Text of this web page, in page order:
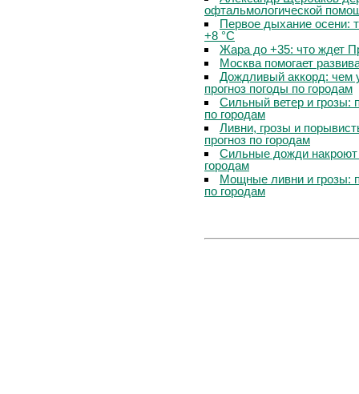
офтальмологической
Первое дыхание осени:
+8 °C
Жара до +35: что ждет
Москва помогает
Дождливый аккорд: чем
прогноз погоды по городам
Сильный ветер и грозы:
по городам
Ливни, грозы и
прогноз по городам
Сильные дожди
городам
Мощные ливни и грозы:
по городам